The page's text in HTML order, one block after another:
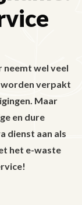
neemt wel veel
worden verpakt
Maar
en dure
dienst aan als
het e-waste